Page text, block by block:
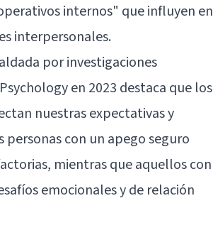
internos" que influyen en
interpersonales.
por investigaciones
en 2023 destaca que los
nuestras expectativas y
con un apego seguro
mientras que aquellos con
emocionales y de relación